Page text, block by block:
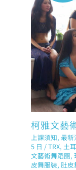
柯雅文藝
上課須知,最新
5 日 /TRX, 土
文藝術舞蹈團,
皮舞服裝, 肚